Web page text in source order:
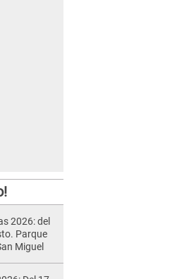
2026: del
Parque
Miguel